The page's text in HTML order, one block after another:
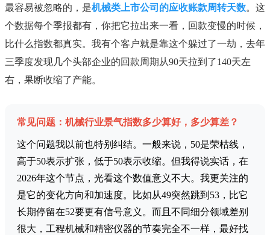
最容易被忽略的，是机械类上市公司的应收账款周转天数。这
个数据每个季报都有，你把它拉出来一看，回款变慢的时候，
比什么指数都真实。我有个客户就是靠这个躲过了一劫，去年
三季度发现几个头部企业的回款周期从90天拉到了140天左
右，果断收缩了产能。
常见问题：机械行业景气指数多少算好，多少算差？
这个问题我以前也特别纠结。一般来说，50是荣枯线，
高于50表示扩张，低于50表示收缩。但我得说实话，在
2026年这个节点，光看这个数值意义不大。我更关注的
是它的变化方向和加速度。比如从49突然跳到53，比它
长期停留在52要更有信号意义。而且不同细分领域差别
很大，工程机械和精密仪器的节奏完全不一样，最好找